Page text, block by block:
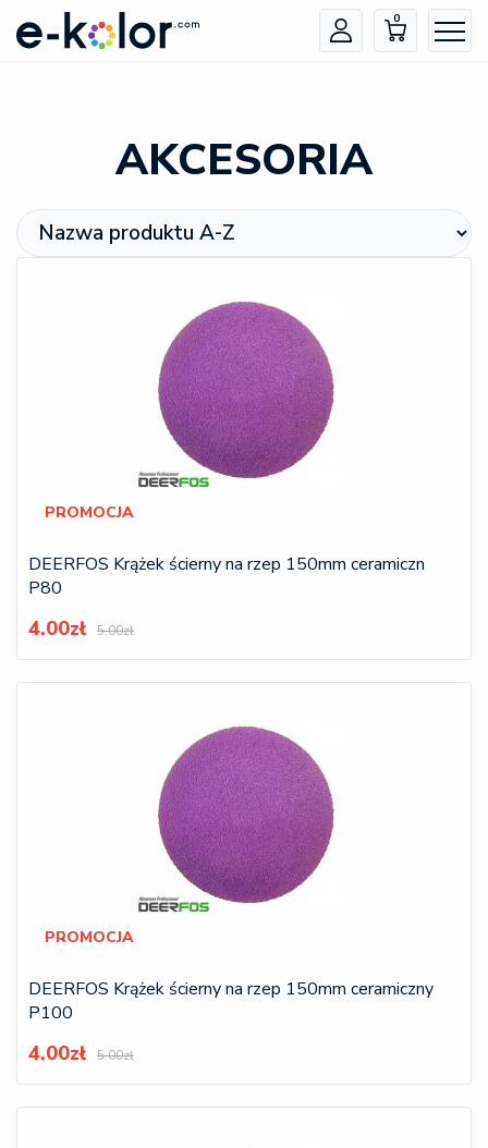
0
AKCESORIA
PROMOCJA
DEERFOS Krążek ścierny na rzep 150mm ceramiczn
P80
4.00zł 5.00zł
PROMOCJA
DEERFOS Krążek ścierny na rzep 150mm ceramiczny
P100
4.00zł 5.00zł